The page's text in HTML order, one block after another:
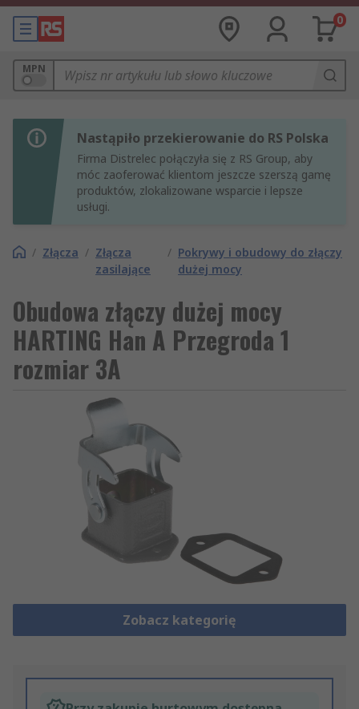
0
MPN
Nastąpiło przekierowanie do RS Polska
Firma Distrelec połączyła się z RS Group, aby
móc zaoferować klientom jeszcze szerszą gamę
produktów, zlokalizowane wsparcie i lepsze
usługi.
/ Złącza / Złącza
zasilające
/ Pokrywy i obudowy do złączy
dużej mocy
Obudowa złączy dużej mocy
HARTING Han A Przegroda 1
rozmiar 3A
Zobacz kategorię